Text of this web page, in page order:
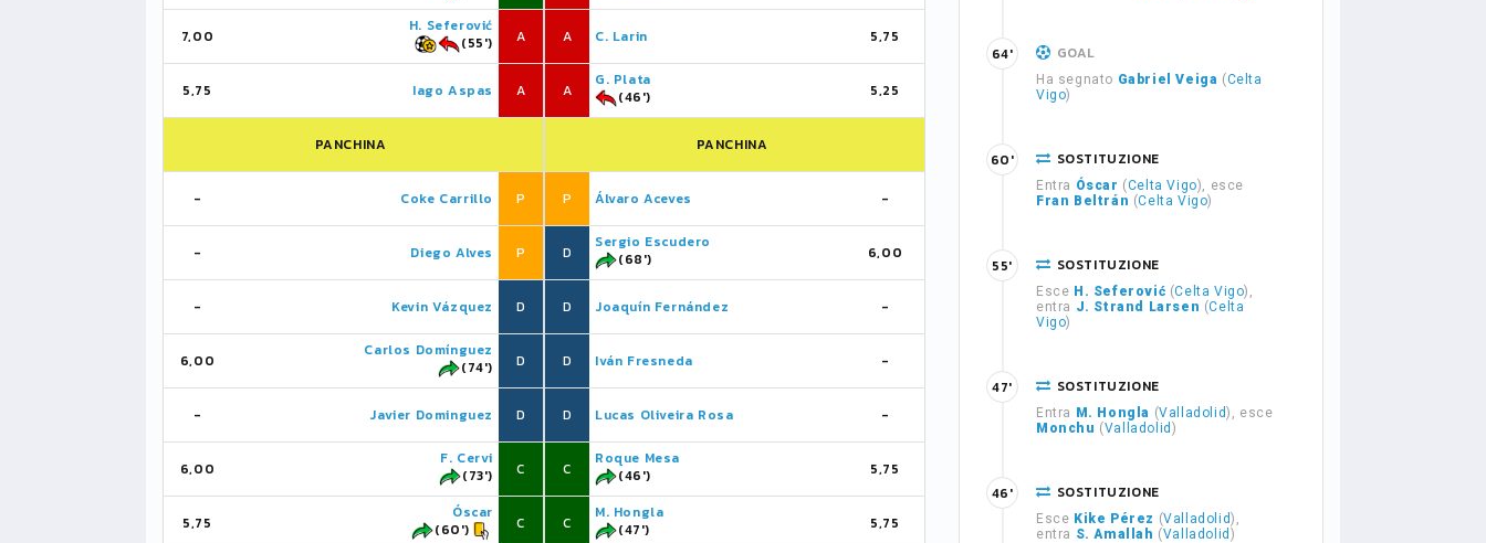
7,00
H. Seferović
(55')
A
5,75 Iago Aspas A
PANCHINA
- Coke Carrillo P
- Diego Alves P
- Kevin Vázquez D
6,00
Carlos Domínguez
(74')
D
- Javier Dominguez D
6,00
F. Cervi
(73')
C
5,75
Óscar
(60')
C
A C. Larin 5,75
A
G. Plata
(46')
5,25
PANCHINA
P Álvaro Aceves -
D
Sergio Escudero
(68')
6,00
D Joaquín Fernández -
D Iván Fresneda -
D Lucas Oliveira Rosa -
C
Roque Mesa
(46')
5,75
C
M. Hongla
(47')
5,75
GOAL
Ha segnato Gabriel Veiga (Celta
Vigo)
64'
SOSTITUZIONE
Entra Óscar (Celta Vigo), esce
Fran Beltrán (Celta Vigo)
60'
SOSTITUZIONE
Esce H. Seferović (Celta Vigo),
entra J. Strand Larsen (Celta
Vigo)
55'
SOSTITUZIONE
Entra M. Hongla (Valladolid), esce
Monchu (Valladolid )
47'
SOSTITUZIONE
Esce Kike Pérez (Valladolid),
entra S. Amallah (Valladolid )
46'